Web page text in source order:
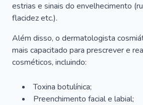
estrias e sinais do envelhecimento
flacidez etc.).
Além disso, o dermatologista
mais capacitado para prescrever e
cosméticos, incluindo:
Toxina botulínica;
Preenchimento facial e labial;